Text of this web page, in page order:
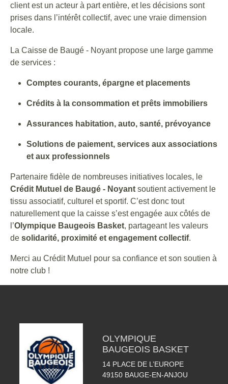
client est un acteur à part entière, et les décisions sont
prises dans l’intérêt collectif, avec une vraie dimension
locale.
La Caisse de Baugé - Noyant propose une large gamme
de services :
Comptes courants, épargne et placements
Crédits à la consommation et prêts immobiliers
Assurances habitation, auto, santé, prévoyance
Solutions de paiement, services aux associations
et aux professionnels
Partenaire fidèle de nombreuses initiatives locales, le
Crédit Mutuel de Baugé - Noyant soutient activement le
tissu associatif, culturel et sportif. C’est donc tout
naturellement que la caisse s’est engagée aux côtés de
l’Olympique Baugeois Basket, partageant les valeurs
de solidarité, proximité et engagement collectif.
Merci au Crédit Mutuel pour sa confiance et son soutien à
notre club !
OLYMPIQUE
BAUGEOIS BASKET
14 PLACE DE L’EUROPE
49150 BAUGE-EN-ANJOU